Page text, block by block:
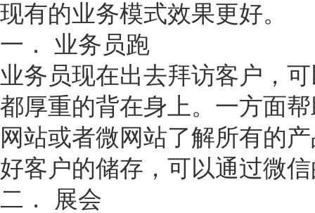
现有的业务模式效果更好。
一． 业务员跑
业务员现在出去拜访客户，
都厚重的背在身上。一方面
网站或者微网站了解所有的
好客户的储存，可以通过微
二． 展会